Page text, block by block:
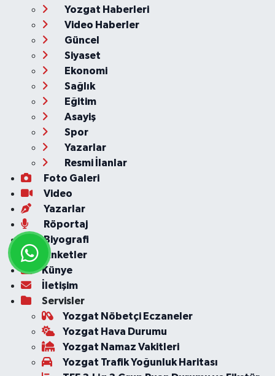
Yozgat Haberleri
Video Haberler
Güncel
Siyaset
Ekonomi
Sağlık
Eğitim
Asayiş
Spor
Yazarlar
Resmi İlanlar
Foto Galeri
Video
Yazarlar
Röportaj
Biyografi
Anketler
Künye
İletişim
Servisler
Yozgat Nöbetçi Eczaneler
Yozgat Hava Durumu
Yozgat Namaz Vakitleri
Yozgat Trafik Yoğunluk Haritası